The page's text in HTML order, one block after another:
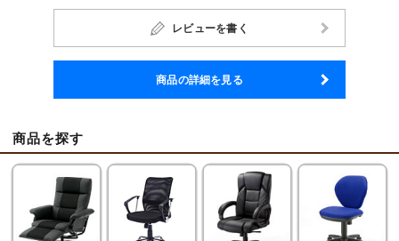
レビューを書く
商品の詳細を見る
商品を探す